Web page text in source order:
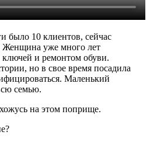
было 10 клиентов, сейчас
Женщина уже много лет
ключей и ремонтом обуви.
но в свое время посадила
Маленький
семью.
на этом поприще.